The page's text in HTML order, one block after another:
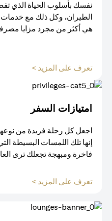
نفسك بأسلوب الحياة الذي
الطيران، وكل ذلك مع
هي أكثر من مجرد مزايا
تعرف على المزيد >
امتيازات السفر
اجعل كل رحلة فريدة من
إنها تلك اللمسات البسيطة
فاخرة ومبهجة تجعلك ترى
تعرف على المزيد >